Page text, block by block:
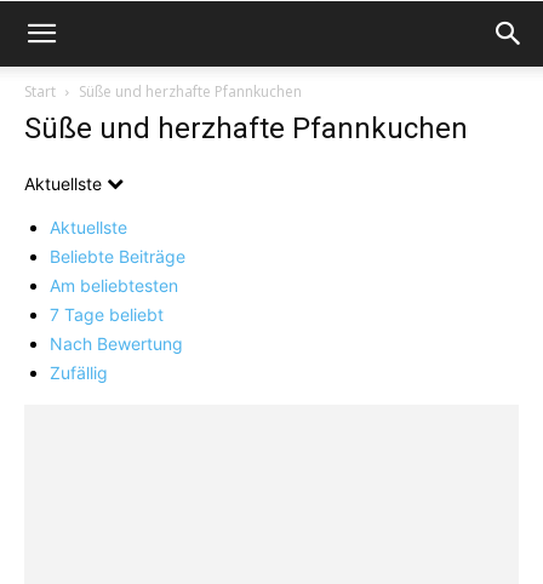
Start Süße und herzhafte Pfannkuchen
Süße und herzhafte Pfannkuchen
Aktuellste
Aktuellste
Beliebte Beiträge
Am beliebtesten
7 Tage beliebt
Nach Bewertung
Zufällig